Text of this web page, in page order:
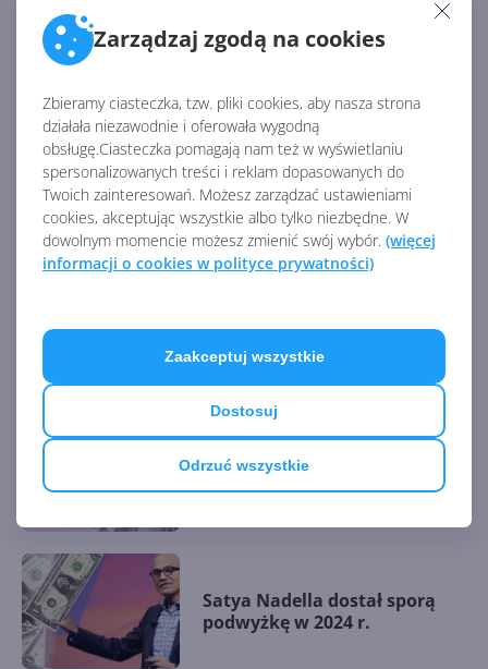
Zarządzaj zgodą na cookies
Zbieramy ciasteczka, tzw. pliki cookies, aby nasza strona
działała niezawodnie i oferowała wygodną
obsługę.Ciasteczka pomagają nam też w wyświetlaniu
spersonalizowanych treści i reklam dopasowanych do
Twoich zainteresowań. Możesz zarządzać ustawieniami
cookies, akceptując wszystkie albo tylko niezbędne. W
dowolnym momencie możesz zmienić swój wybór. (więcej
informacji o cookies w polityce prywatności)
Odrzuć wszystkie
Dostosuj
Zaakceptuj wszystkie
przeznaczonych niemal wyłącznie dla sektora
biznesowego…
Źródło:
https://www.onmsft.com/news/microsoft-stock-price-
breaks-90-per-share-dow-hits-26000
AKTUALNOŚCI Z KATEGORII MICROSOFT
Microsoftu na AI. Udziałowcy
żądają wyjaśnień
Microsoft? Raport finansowy
za FY25 Q1
Satya Nadella dostał sporą
podwyżkę w 2024 r.